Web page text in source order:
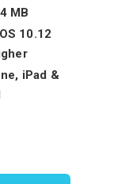
MB
10.12
iPad &